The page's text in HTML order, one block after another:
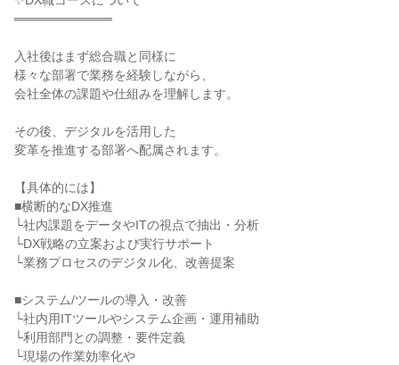
═══════════
入社後はまず総合職と同様に
様々な部署で業務を経験しながら、
会社全体の課題や仕組みを理解します。
その後、デジタルを活用した
変革を推進する部署へ配属されます。
【具体的には】
■横断的なDX推進
└社内課題をデータやITの視点で抽出・分析
└DX戦略の立案および実行サポート
└業務プロセスのデジタル化、改善提案
■システム/ツールの導入・改善
└社内用ITツールやシステム企画・運用補助
└利用部門との調整・要件定義
└現場の作業効率化や